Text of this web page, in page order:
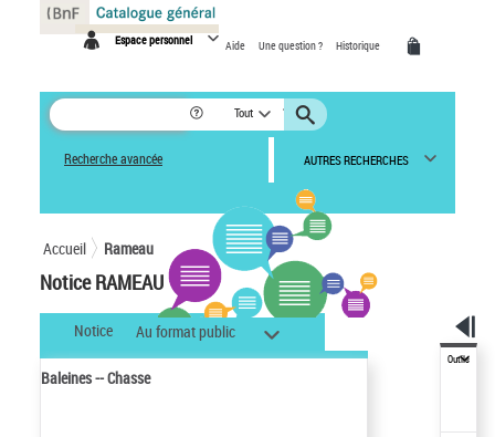
Espace personnel Aide Une question ? Historique
Tout
Recherche avancée AUTRES RECHERCHES
Accueil Rameau
Notice RAMEAU
Notice Au format public
Baleines -- Chasse
Outils
Panneau de gestion des cookies